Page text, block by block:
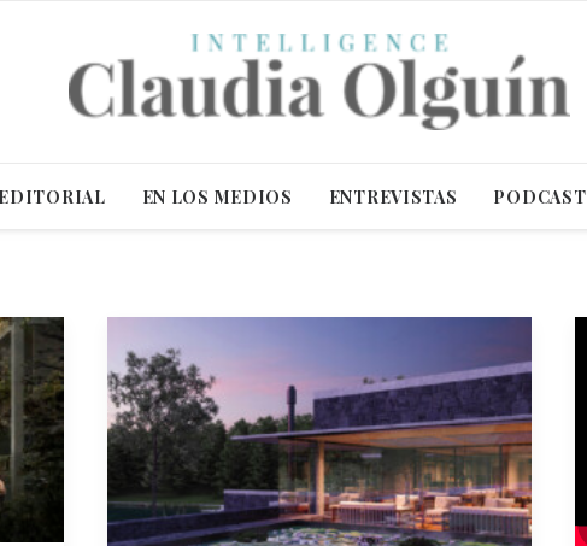
EDITORIAL EN LOS MEDIOS ENTREVISTAS PODCAST